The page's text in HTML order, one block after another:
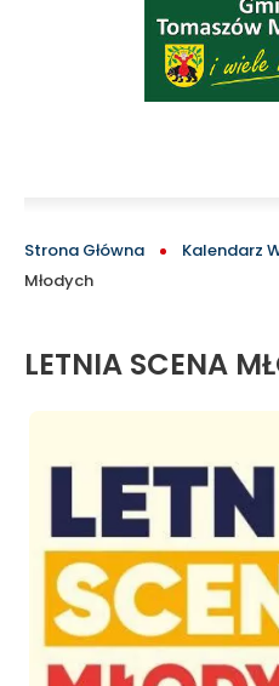
BLOCK
ŚCIEŻKA
NAWIGACYJNA
Strona Główna Kalendarz
Młodych
LETNIA SCENA